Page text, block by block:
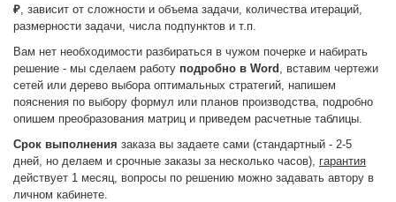
₽ , зависит от сложности и объема задачи, количества итераций,
размерности задачи, числа подпунктов и т.п.
Вам нет необходимости разбираться в чужом почерке и набирать
решение - мы сделаем работу подробно в Word
, вставим чертежи
сетей или дерево выбора оптимальных стратегий, напишем
пояснения по выбору формул или планов производства, подробно
опишем преобразования матриц и приведем расчетные таблицы.
Срок выполнения заказа вы задаете сами (стандартный - 2-5
дней, но делаем и срочные заказы за несколько часов), гарантия
действует 1 месяц, вопросы по решению можно задавать автору в
личном кабинете.